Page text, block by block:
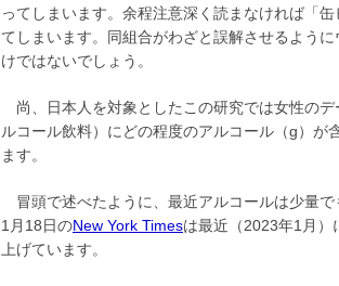
ってしまいます。余程注意深く読まなければ「
てしまいます。同組合がわざと誤解させるよう
けではないでしょう。
尚、日本人を対象としたこの研究では女性の
ルコール飲料）にどの程度のアルコール（g）が
ます。
冒頭で述べたように、最近アルコールは少量
1月18日のNew York Timesは最近（2023年1月）
上げています。